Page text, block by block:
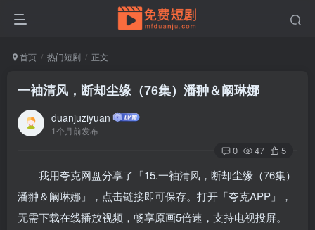
首页 热门短剧 正文
一袖清风，断却尘缘（76集）潘翀＆阚琳娜
duanjuziyuan
1个月前发布
0 47 5
我用夸克网盘分享了「15.一袖清风，断却尘缘（76集）
潘翀＆阚琳娜」，点击链接即可保存。打开「夸克APP」，
无需下载在线播放视频，畅享原画5倍速，支持电视投屏。